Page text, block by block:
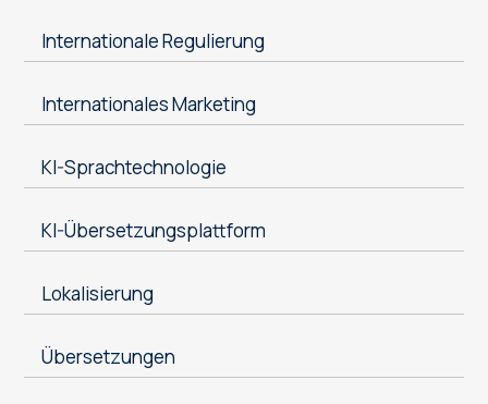
Internationale Regulierung
Internationales Marketing
KI-Sprachtechnologie
KI-Übersetzungsplattform
Lokalisierung
Übersetzungen